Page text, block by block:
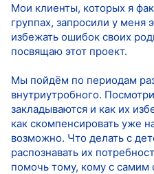
Мои клиенты, которых я
группах, запросили у меня
избежать ошибок своих
посвящаю этот проект.
Мы пойдём по периодам
внутриутробного.
закладываются и как их
как скомпенсировать уже
возможно. Что делать с
распознавать их
помочь тому, кому с самим